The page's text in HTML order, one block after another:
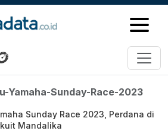
Sunday Race
Yamaha-Sunday-Race-2023
Sunday Race 2023, Perdana di
Mandalika